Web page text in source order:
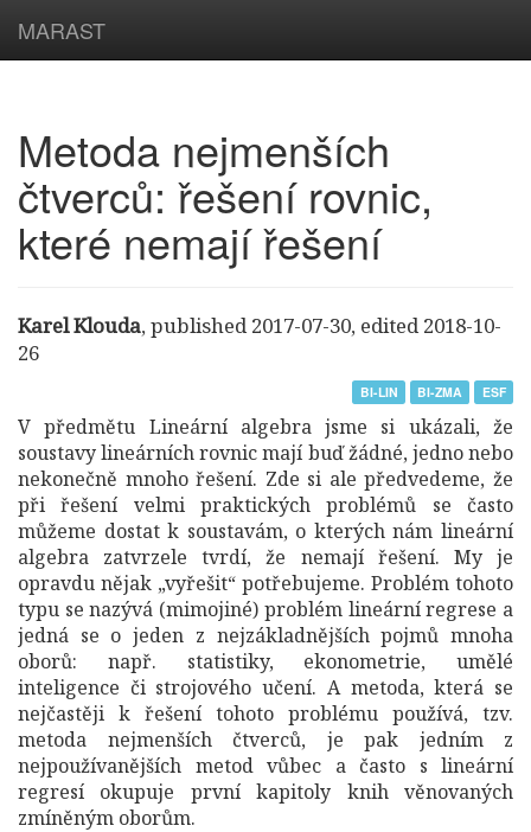
MARAST
Metoda nejmenších
čtverců: řešení rovnic,
které nemají řešení
Karel Klouda,published 2017-07-30, edited 2018-10-
26
BI-LIN BI-ZMA ESF
V předmětu Lineární algebra jsme si ukázali, že
soustavy lineárních rovnic mají buď žádné, jedno nebo
nekonečně mnoho řešení. Zde si ale předvedeme, že
při řešení velmi praktických problémů se často
můžeme dostat k soustavám, o kterých nám lineární
algebra zatvrzele tvrdí, že nemají řešení. My je
opravdu nějak „vyřešit“ potřebujeme. Problém tohoto
typu se nazývá (mimojiné) problém lineární regrese a
jedná se o jeden z nejzákladnějších pojmů mnoha
oborů: např. statistiky, ekonometrie, umělé
inteligence či strojového učení. A metoda, která se
nejčastěji k řešení tohoto problému používá, tzv.
metoda nejmenších čtverců, je pak jedním z
nejpoužívanějších metod vůbec a často s lineární
regresí okupuje první kapitoly knih věnovaných
zmíněným oborům.